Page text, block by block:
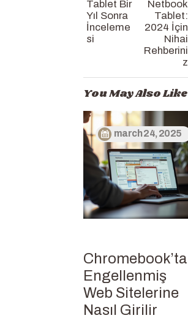
Tablet Bir
Yıl Sonra
İnceleme
si
Netbook
Tablet:
2024 İçin
Nihai
Rehberini
z
You May Also Like
march 24, 2025
Chromebook’ta
Engellenmiş
Web Sitelerine
Nasıl Girilir